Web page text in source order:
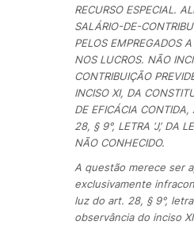
RECURSO ESPECIAL.
SALÁRIO-DE-
PELOS EMPREGADOS
NOS LUCROS. NÃO
CONTRIBUIÇÃO
INCISO XI, DA
DE EFICÁCIA
28, § 9°, LETRA ‘J’, DA
NÃO CONHECIDO.
A questão merece ser
exclusivamente
luz do art. 28, § 9°,
observância do inciso